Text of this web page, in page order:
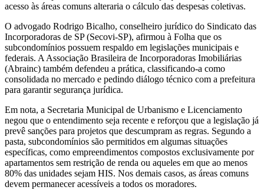
acesso às áreas comuns alteraria o cálculo das despesas coletivas.
O advogado Rodrigo Bicalho, conselheiro jurídico do Sindicato das
Incorporadoras de SP (Secovi-SP), afirmou à Folha que os
subcondomínios possuem respaldo em legislações municipais e
federais. A Associação Brasileira de Incorporadoras Imobiliárias
(Abrainc) também defendeu a prática, classificando-a como
consolidada no mercado e pedindo diálogo técnico com a prefeitura
para garantir segurança jurídica.
Em nota, a Secretaria Municipal de Urbanismo e Licenciamento
negou que o entendimento seja recente e reforçou que a legislação já
prevê sanções para projetos que descumpram as regras. Segundo a
pasta, subcondomínios são permitidos em algumas situações
específicas, como empreendimentos compostos exclusivamente por
apartamentos sem restrição de renda ou aqueles em que ao menos
80% das unidades sejam HIS. Nos demais casos, as áreas comuns
devem permanecer acessíveis a todos os moradores.